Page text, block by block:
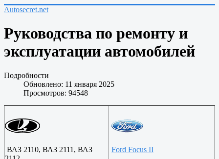
Autosecret.net
Руководства по ремонту и
эксплуатации автомобилей
Подробности
Обновлено: 11 января 2025
Просмотров: 94548
ВАЗ 2110, ВАЗ 2111, ВАЗ
Ford Focus II